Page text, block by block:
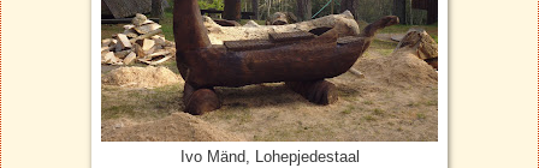
Ivo Mänd, Lohepjedestaal